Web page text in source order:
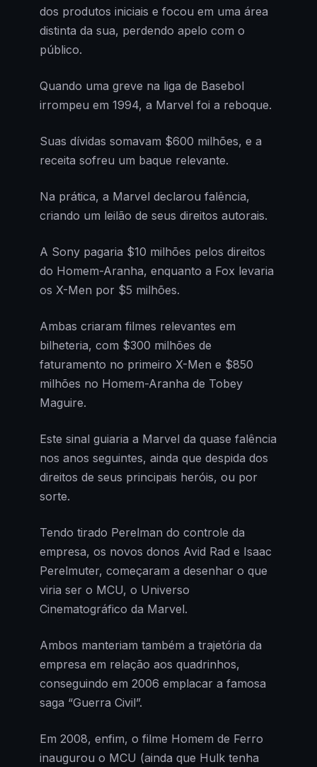
dos produtos iniciais e focou em uma área
distinta da sua, perdendo apelo com o
público.
Quando uma greve na liga de Basebol
irrompeu em 1994, a Marvel foi a reboque.
Suas dívidas somavam $600 milhões, e a
receita sofreu um baque relevante.
Na prática, a Marvel declarou falência,
criando um leilão de seus direitos autorais.
A Sony pagaria $10 milhões pelos direitos
do Homem-Aranha, enquanto a Fox levaria
os X-Men por $5 milhões.
Ambas criaram filmes relevantes em
bilheteria, com $300 milhões de
faturamento no primeiro X-Men e $850
milhões no Homem-Aranha de Tobey
Maguire.
Este sinal guiaria a Marvel da quase falência
nos anos seguintes, ainda que despida dos
direitos de seus principais heróis, ou por
sorte.
Tendo tirado Perelman do controle da
empresa, os novos donos Avid Rad e Isaac
Perelmuter, começaram a desenhar o que
viria ser o MCU, o Universo
Cinematográfico da Marvel.
Ambos manteriam também a trajetória da
empresa em relação aos quadrinhos,
conseguindo em 2006 emplacar a famosa
saga “Guerra Civil”.
Em 2008, enfim, o filme Homem de Ferro
inaugurou o MCU (ainda que Hulk tenha